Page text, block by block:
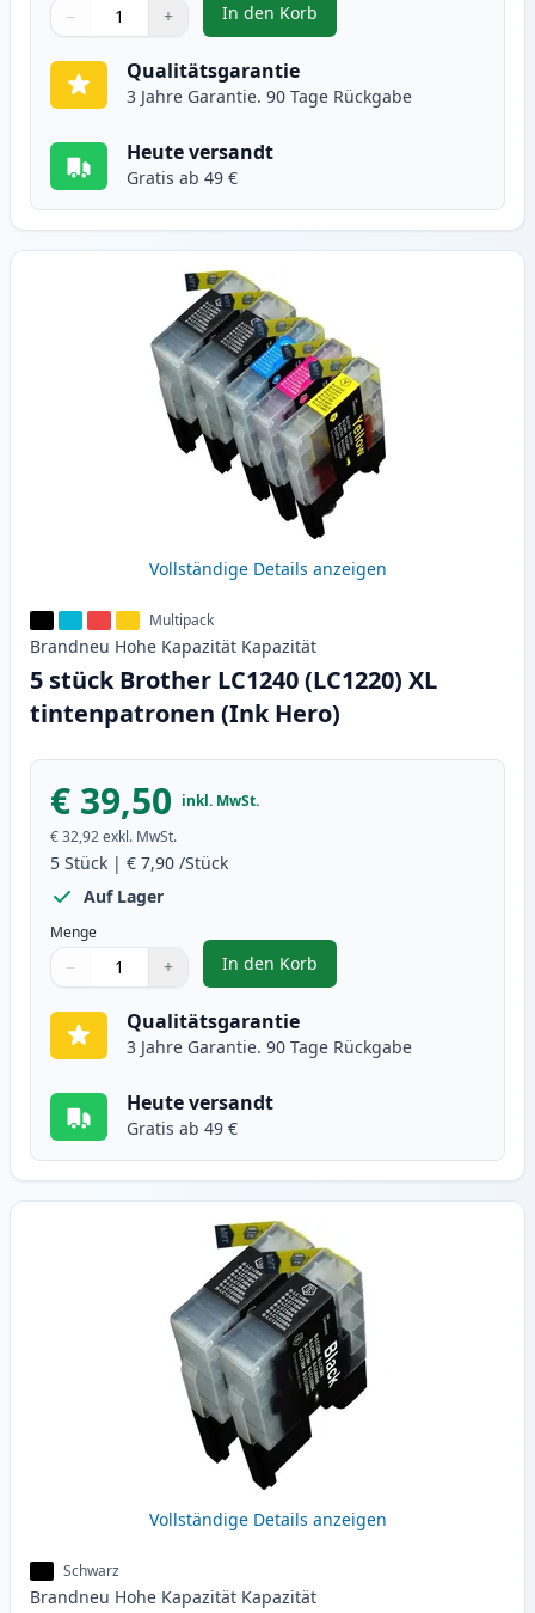
Verwenden Sie die Tasten, um anzupassen
− +
1
In den Korb
, 10 stück Brother LC1240
Qualitätsgarantie
3 Jahre Garantie. 90 Tage Rückgabe
Heute versandt
Gratis ab 49 €
Vollständige Details anzeigen
Multipack
Brandneu Hohe Kapazität Kapazität
5 stück Brother LC1240 (LC1220) XL
tintenpatronen (Ink Hero)
€ 39,50 inkl. MwSt.
€ 32,92exkl. MwSt.
5 Stück | € 7,90 /Stück
Auf Lager
Menge
Verwenden Sie die Tasten, um anzupassen
− +
1
In den Korb
, 5 stück Brother LC1240
Qualitätsgarantie
3 Jahre Garantie. 90 Tage Rückgabe
Heute versandt
Gratis ab 49 €
Vollständige Details anzeigen
Schwarz
Brandneu Hohe Kapazität Kapazität